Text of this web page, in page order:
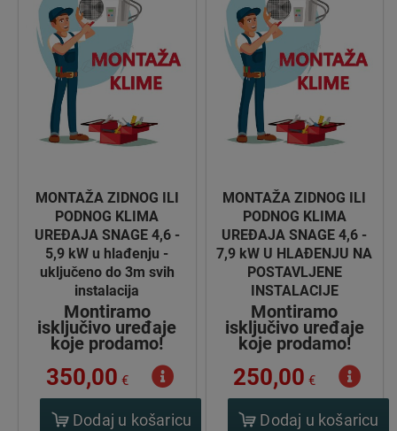
MONTAŽA ZIDNOG ILI
PODNOG KLIMA
UREĐAJA SNAGE 4,6 -
5,9 kW u hlađenju -
uključeno do 3m svih
instalacija
Montiramo
isključivo uređaje
koje prodamo!
350,00 €
Dodaj u košaricu
MONTAŽA ZIDNOG ILI
PODNOG KLIMA
UREĐAJA SNAGE 4,6 -
7,9 kW U HLAĐENJU NA
POSTAVLJENE
INSTALACIJE
Montiramo
isključivo uređaje
koje prodamo!
250,00 €
Dodaj u košaricu